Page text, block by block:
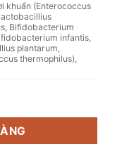
khuẩn (Enterococcus
Bifidobacterium
infantis,
plantarum,
thermophilus),
chewable 7.1 SP